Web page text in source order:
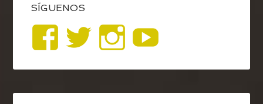
SÍGUENOS
Ver
perfil
de
Ver
perfil
de
Ver
perfil
de